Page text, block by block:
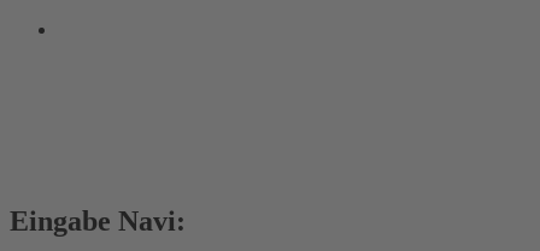
Eingabe Navi: